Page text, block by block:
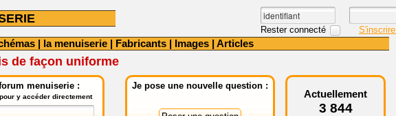
Rester connecté S'inscrire
| la menuiserie | Fabricants | Images | Articles
de façon uniforme
menuiserie :
y accéder directement
Je pose une nouvelle question :
Actuellement
3 844